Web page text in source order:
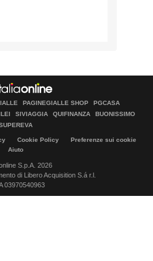
PAGINEGIALLE SHOP
PGCASA
SIVIAGGIA QUIFINANZA
BUONISSIMO
Cookie Policy
Preferenze sui cookie
Aiuto
S.p.A. 2026
di Libero Acquisition S.á r.l.
03970540963